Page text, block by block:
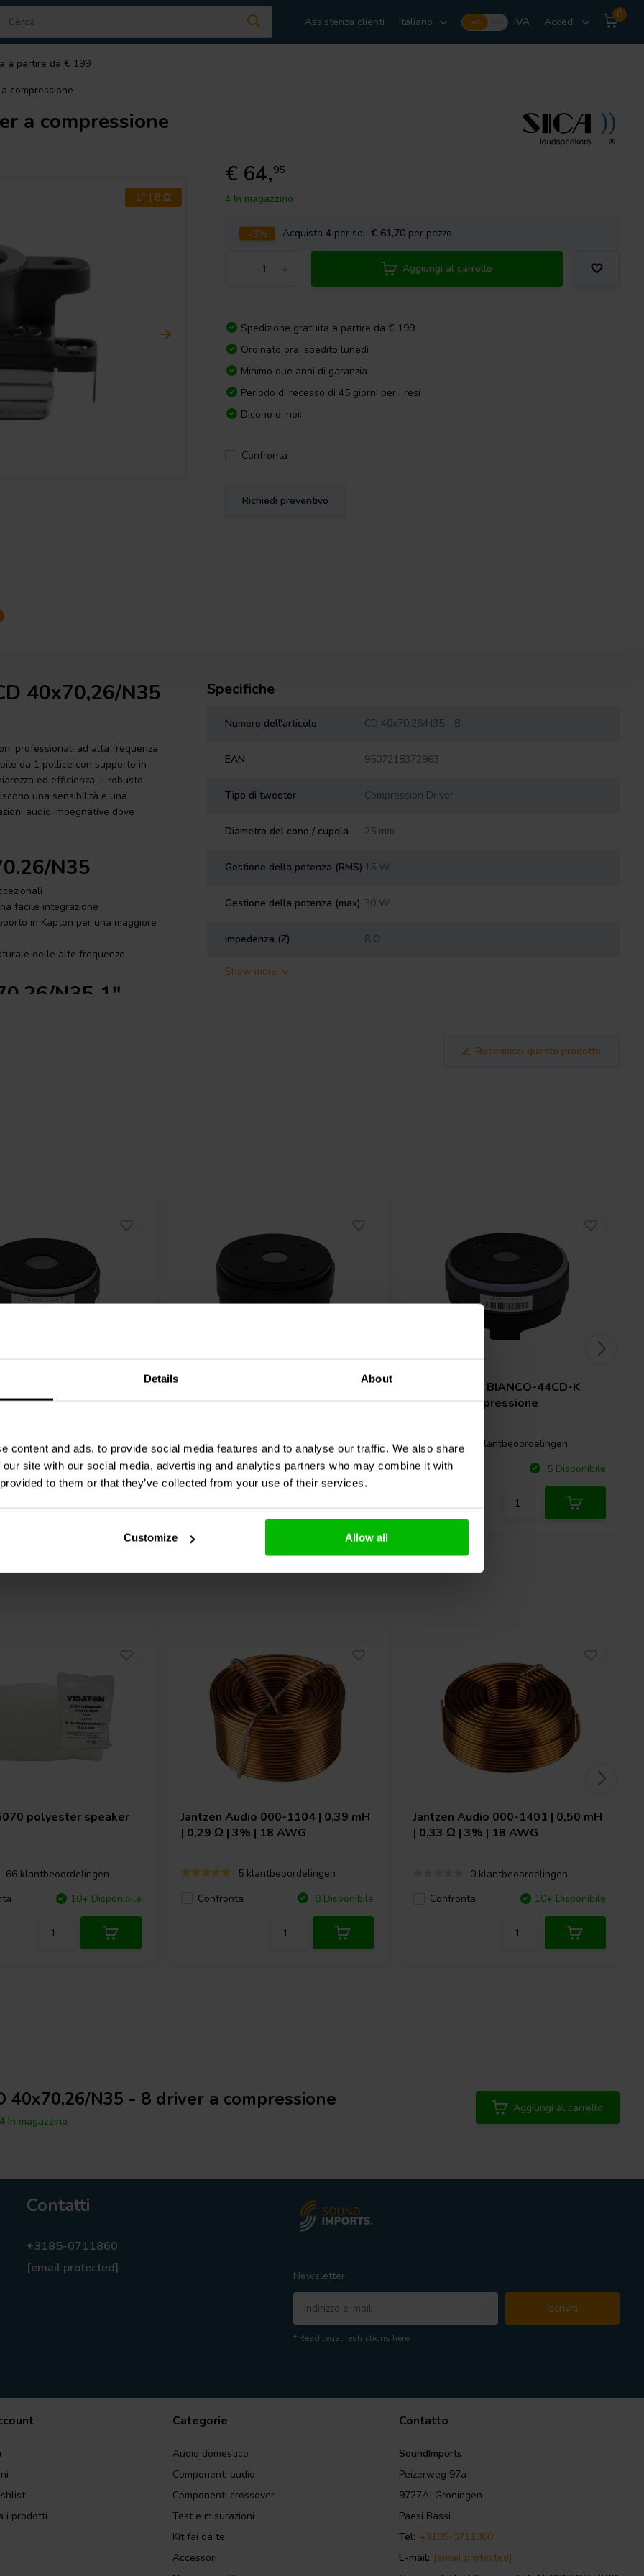
Details About
content and ads, to provide social media features and to analyse our traffic. We also share
site with our social media, advertising and analytics partners who may combine it with
to them or that they’ve collected from your use of their services.
Customize Allow all
Assistenza clienti Italiano Incl. IVA Accedi
0
a partire da € 199
compressione
a compressione
1" | 8 Ω
€ 64,95
4 In magazzino
-5% Acquista4 per soli€ 61,70 per pezzo
Aggiungi al carrello
Spedizione gratuita a partire da € 199
Ordinato ora, spedito lunedì
Minimo due anni di garanzia
Periodo di recesso di 45 giorni per i resi
Dicono di noi:
Confronta
Richiedi preventivo
40x70,26/N35
professionali ad alta frequenza
da 1 pollice con supporto in
ed efficienza. Il robusto
una sensibilità e una
audio impegnative dove
N35
facile integrazione
in Kapton per una maggiore
delle alte frequenze
N35 1"
8Ω presenta un ingombro
di trombe, garantendo
efficiente circuito magnetico al
di 106,0 dB a 1W/1m,
riducendo al minimo
in Kapton contribuiscono a
funzionamento prolungato ad
N35 è progettato per una
varietà di sistemi audio.
questo driver a
facilitano l'integrazione,
in qualsiasi configurazione
Specifiche
Numero dell'articolo: CD 40x70.26/N35 - 8
EAN 9507218372963
Tipo di tweeter Compression Driver
Diametro del cono / cupola 25 mm
Gestione della potenza (RMS) 15 W
Gestione della potenza (max) 30 W
Impedenza (Z) 8 Ω
Show more
Recensisci questo prodotto
0 klantbeoordelingen
10 Disponibile
Horn | 8 Ω
Driver a Compressione
0 klantbeoordelingen
Confronta
7 Disponibile
Horn | 8 Ω
BIANCO-44CD-K
Driver a Compressione
0 klantbeoordelingen
Confronta
5 Disponibile
polyester speaker
66 klantbeoordelingen
10+ Disponibile
Jantzen Audio 000-1104 | 0,39 mH
| 0,29 Ω | 3% | 18 AWG
5 klantbeoordelingen
Confronta
8 Disponibile
Jantzen Audio 000-1401 | 0,50 mH
| 0,33 Ω | 3% | 18 AWG
0 klantbeoordelingen
Confronta
10+ Disponibile
40x70,26/N35 - 8 driver a compressione
4 In magazzino
Aggiungi al carrello
Contatti
+3185-0711860
[email protected]
Newsletter
Iscriviti
* Read legal restrictions here
i prodotti
Categorie
Audio domestico
Componenti audio
Componenti crossover
Test e misurazioni
Kit fai da te
Accessori
Contatto
SoundImports
Peizerweg 97a
9727AJ Groningen
Paesi Bassi
Tel: +3185-0711860
E-mail: [email protected]